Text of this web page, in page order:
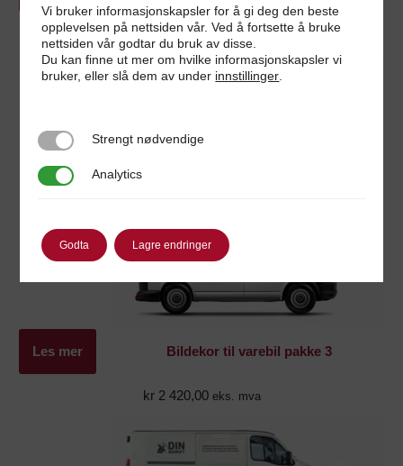
kr2 160,00 eks. mva
Les mer Bildekor til varebil pakke 3
kr2 420,00 eks. mva
Vi bruker informasjonskapsler for å gi deg den beste
opplevelsen på nettsiden vår. Ved å fortsette å bruke
nettsiden vår godtar du bruk av disse.
Du kan finne ut mer om hvilke informasjonskapsler vi
bruker, eller slå dem av under innstillinger
Strengt nødvendige
Strengt nødvendige
Analytics Analytics
Godta Lagre endringer